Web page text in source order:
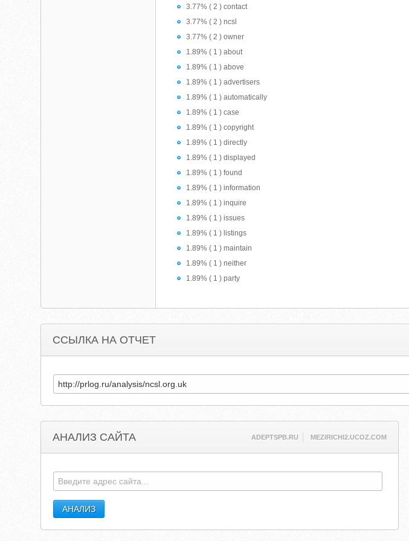
3.77% ( 2 ) contact
3.77% ( 2 ) ncsl
3.77% ( 2 ) owner
1.89% ( 1 ) about
1.89% ( 1 ) above
1.89% ( 1 ) advertisers
1.89% ( 1 ) automatically
1.89% ( 1 ) case
1.89% ( 1 ) copyright
1.89% ( 1 ) directly
1.89% ( 1 ) displayed
1.89% ( 1 ) found
1.89% ( 1 ) information
1.89% ( 1 ) inquire
1.89% ( 1 ) issues
1.89% ( 1 ) listings
1.89% ( 1 ) maintain
1.89% ( 1 ) neither
1.89% ( 1 ) party
ССЫЛКА НА ОТЧЕТ
АНАЛИЗ САЙТА ADEPTSPB.RU MEZIRICHI2.UCOZ.COM